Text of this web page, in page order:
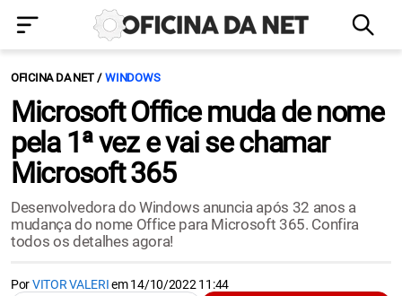
OFICINA DA NET WINDOWS
Microsoft Office muda de nome
pela 1ª vez e vai se chamar
Microsoft 365
Desenvolvedora do Windows anuncia após 32 anos a
mudança do nome Office para Microsoft 365. Confira
todos os detalhes agora!
PorVITOR VALERIem14/10/2022 11:44